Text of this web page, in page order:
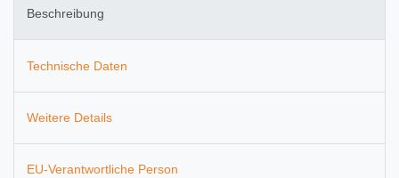
Beschreibung
Technische Daten
Weitere Details
EU-Verantwortliche Person